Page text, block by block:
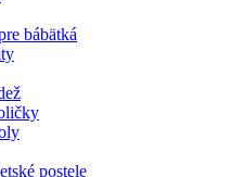
bábätká
postele